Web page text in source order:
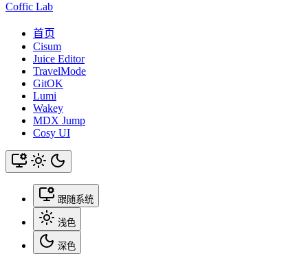
Coffic Lab
首页
Cisum
Juice Editor
TravelMode
GitOK
Lumi
Wakey
MDX Jump
Cosy UI
跟随系统
浅色
深色